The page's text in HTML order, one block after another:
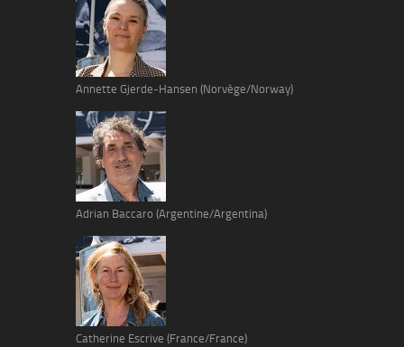
Annette Gjerde-Hansen (Norvège/Norway)
Adrian Baccaro (Argentine/Argentina)
Catherine Escrive (France/France)